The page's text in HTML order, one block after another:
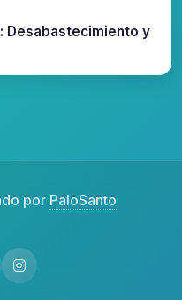
Desabastecimiento y
por PaloSanto